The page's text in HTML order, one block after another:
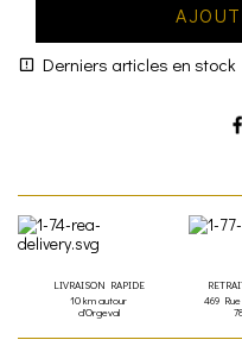
Derniers articles en stock
LIVRAISON RAPIDE
10 km autour
d'Orgeval
469